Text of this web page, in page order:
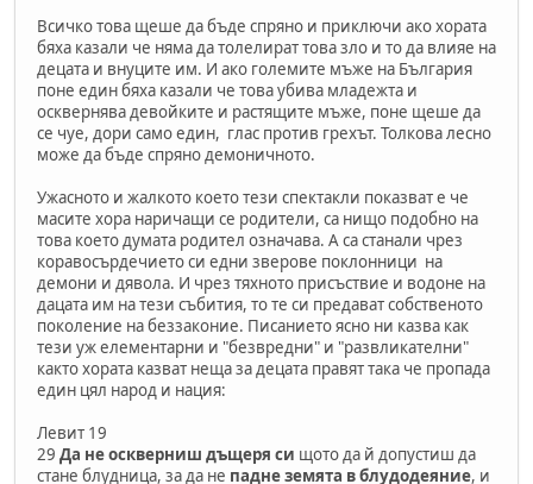
Всичко това щеше да бъде спряно и приключи ако хората
бяха казали че няма да толелират това зло и то да влияе на
децата и внуците им. И ако големите мъже на България
поне един бяха казали че това убива младежта и
осквернява девойките и растящите мъже, поне щеше да
се чуе, дори само един, глас против грехът. Толкова лесно
може да бъде спряно демоничното.
Ужасното и жалкото което тези спектакли показват е че
масите хора наричащи се родители, са нищо подобно на
това което думата родител означава. А са станали чрез
коравосърдечието си едни зверове поклонници на
демони и дявола. И чрез тяхното присъствие и водоне на
дацата им на тези събития, то те си предават собственото
поколение на беззаконие. Писанието ясно ни казва как
тези уж елементарни и "безвредни" и "развликателни"
както хората казват неща за децата правят така че пропада
един цял народ и нация:
Левит 19
29 Да не оскверниш дъщеря си щото да й допустиш да
стане блудница, за да не падне земята в блудодеяние, и